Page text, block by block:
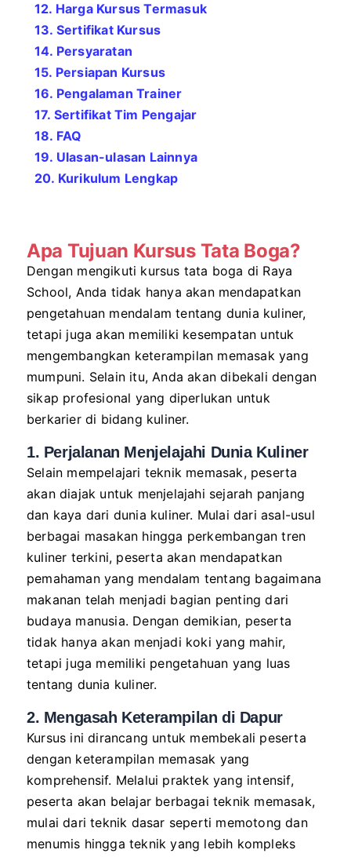
12. Harga Kursus Termasuk
13. Sertifikat Kursus
14. Persyaratan
15. Persiapan Kursus
16. Pengalaman Trainer
17. Sertifikat Tim Pengajar
18. FAQ
19. Ulasan-ulasan Lainnya
20. Kurikulum Lengkap
Apa Tujuan Kursus Tata Boga?
Dengan mengikuti kursus tata boga di Raya
School, Anda tidak hanya akan mendapatkan
pengetahuan mendalam tentang dunia kuliner,
tetapi juga akan memiliki kesempatan untuk
mengembangkan keterampilan memasak yang
mumpuni. Selain itu, Anda akan dibekali dengan
sikap profesional yang diperlukan untuk
berkarier di bidang kuliner.
1. Perjalanan Menjelajahi Dunia Kuliner
Selain mempelajari teknik memasak, peserta
akan diajak untuk menjelajahi sejarah panjang
dan kaya dari dunia kuliner. Mulai dari asal-usul
berbagai masakan hingga perkembangan tren
kuliner terkini, peserta akan mendapatkan
pemahaman yang mendalam tentang bagaimana
makanan telah menjadi bagian penting dari
budaya manusia. Dengan demikian, peserta
tidak hanya akan menjadi koki yang mahir,
tetapi juga memiliki pengetahuan yang luas
tentang dunia kuliner.
2. Mengasah Keterampilan di Dapur
Kursus ini dirancang untuk membekali peserta
dengan keterampilan memasak yang
komprehensif. Melalui praktek yang intensif,
peserta akan belajar berbagai teknik memasak,
mulai dari teknik dasar seperti memotong dan
menumis hingga teknik yang lebih kompleks